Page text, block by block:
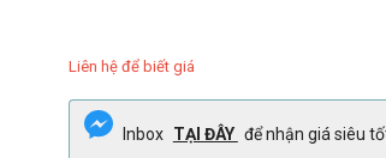
Liên hệ để biết giá
Inbox TẠI ĐÂY để nhận giá siêu